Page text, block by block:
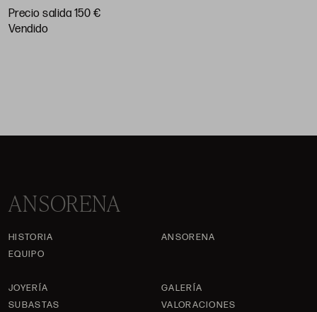
Precio salida 150 €
vendido
ANSORENA
HISTORIA
ANSORENA
EQUIPO
JOYERÍA
GALERÍA
SUBASTAS
VALORACIONES